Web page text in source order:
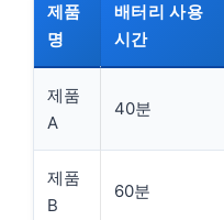
제품
명
배터리 사용
시간
제품
A
40분
제품
B
60분